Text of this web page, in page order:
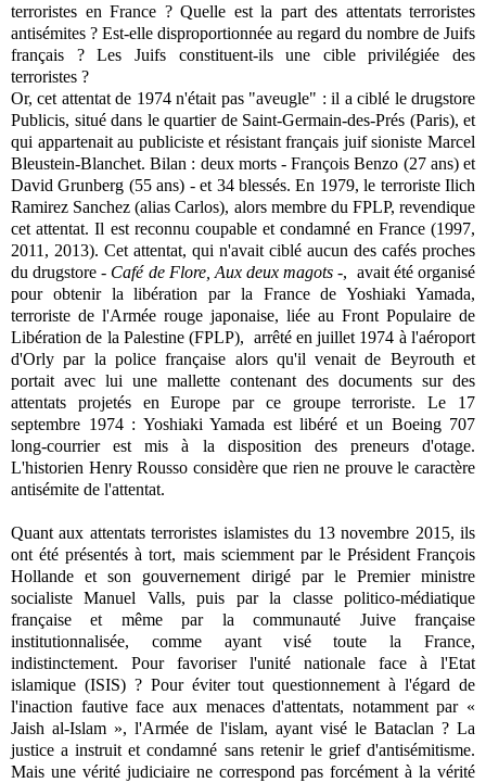
terroristes en France ? Quelle est la part des attentats terroristes
antisémites ? Est-elle disproportionnée au regard du nombre de Juifs
français ? Les Juifs constituent-ils une cible privilégiée des
terroristes ?
Or, cet attentat de 1974 n'était pas "aveugle" : il a ciblé le drugstore
Publicis, situé dans le quartier de Saint-Germain-des-Prés (Paris), et
qui appartenait au publiciste et résistant français juif sioniste Marcel
Bleustein-Blanchet. Bilan : deux morts - François Benzo (27 ans) et
David Grunberg (55 ans) - et 34 blessés. En 1979, le terroriste Ilich
Ramirez Sanchez (alias Carlos), alors membre du FPLP, revendique
cet attentat. Il est reconnu coupable et condamné en France (1997,
2011, 2013). Cet attentat, qui n'avait ciblé aucun des cafés proches
du drugstore - Café de Flore, Aux deux magots -, avait été organisé
pour obtenir la libération par la France de Yoshiaki Yamada,
terroriste de l'Armée rouge japonaise, liée au Front Populaire de
Libération de la Palestine (FPLP), arrêté en juillet 1974 à l'aéroport
d'Orly par la police française alors qu'il venait de Beyrouth et
portait avec lui une mallette contenant des documents sur des
attentats projetés en Europe par ce groupe terroriste. Le 17
septembre 1974 : Yoshiaki Yamada est libéré et un Boeing 707
long-courrier est mis à la disposition des preneurs d'otage.
L'historien Henry Rousso considère que rien ne prouve le caractère
antisémite de l'attentat.
Quant aux attentats terroristes islamistes du 13 novembre 2015, ils
ont été présentés à tort, mais sciemment par le Président François
Hollande et son gouvernement dirigé par le Premier ministre
socialiste Manuel Valls, puis par la classe politico-médiatique
française et même par la communauté Juive française
institutionnalisée, comme ayant visé toute la France,
indistinctement. Pour favoriser l'unité nationale face à l'Etat
islamique (ISIS) ? Pour éviter tout questionnement à l'égard de
l'inaction fautive face aux menaces d'attentats, notamment par «
Jaish al-Islam », l'Armée de l'islam, ayant visé le Bataclan ? La
justice a instruit et condamné sans retenir le grief d'antisémitisme.
Mais une vérité judiciaire ne correspond pas forcément à la vérité